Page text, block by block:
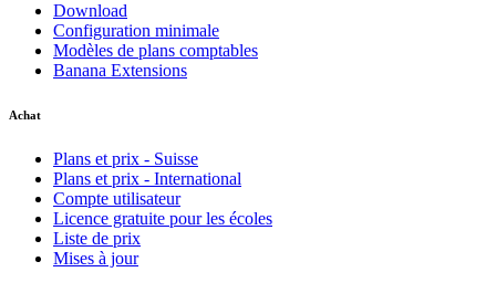
Download
Configuration minimale
Modèles de plans comptables
Banana Extensions
Achat
Plans et prix - Suisse
Plans et prix - International
Compte utilisateur
Licence gratuite pour les écoles
Liste de prix
Mises à jour